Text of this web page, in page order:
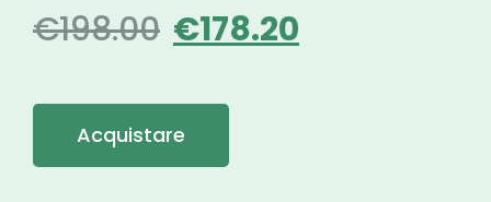
€198.00 €178.20
Acquistare